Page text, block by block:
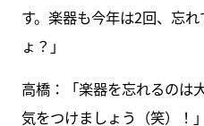
す。楽器も今年は2回、忘
ょ？」
高橋：「楽器を忘れるの
気をつけましょう（笑）！」